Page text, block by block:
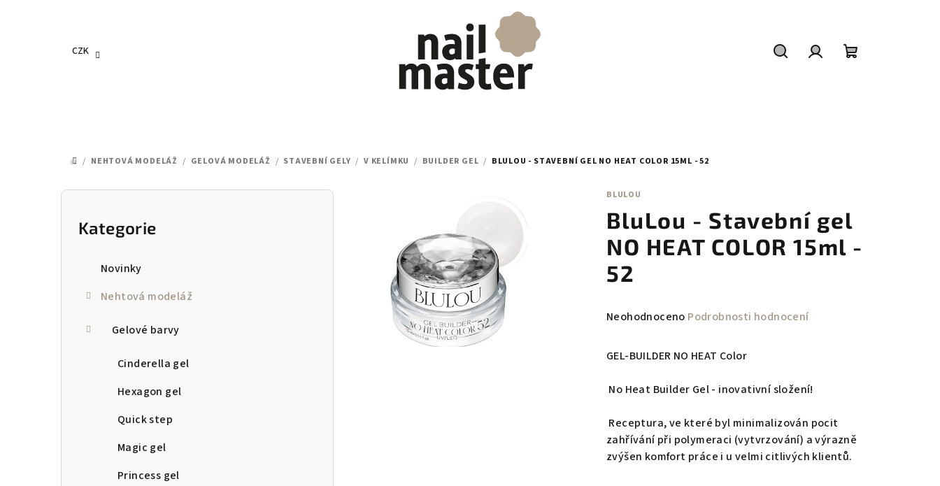
CZK
DOMŮ
/ NEHTOVÁ MODELÁŽ / GELOVÁ MODELÁŽ / STAVEBNÍ GELY / V KELÍMKU / BUILDER GEL / BLULOU - STAVEBNÍ GEL NO HEAT COLOR 15ML - 52
P
Přeskočit
kategorie
Kategorie
Novinky
Nehtová modeláž
Gelové barvy
Cinderella gel
Hexagon gel
Quick step
Magic gel
Princess gel
BLULOU
BluLou - Stavební gel
NO HEAT COLOR 15ml -
52
Průměrné
produktu
0,0
5
hvězdiček.
Neohodnoceno Podrobnosti hodnocení
GEL-BUILDER NO HEAT Color
No Heat Builder Gel - inovativní složení!
Receptura, ve které byl minimalizován pocit
zahřívání při polymeraci (vytvrzování) a výrazně
zvýšen komfort práce i u velmi citlivých klientů.